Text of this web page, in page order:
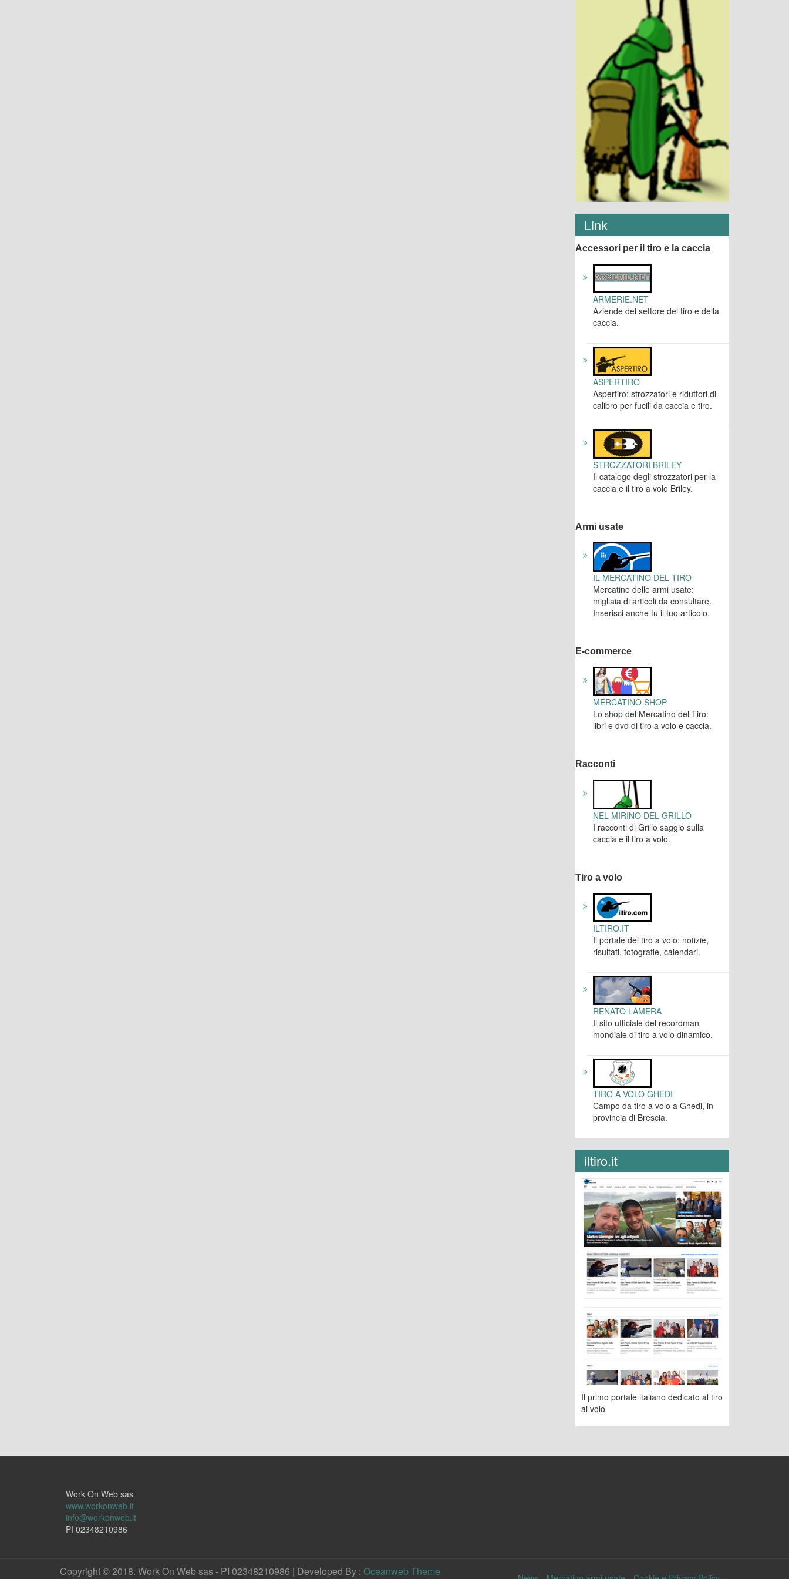
Link
Accessori per il tiro e la caccia
ARMERIE.NET
Aziende del settore del tiro e della
caccia.
ASPERTIRO
Aspertiro: strozzatori e riduttori di
calibro per fucili da caccia e tiro.
STROZZATORI BRILEY
Il catalogo degli strozzatori per la
caccia e il tiro a volo Briley.
Armi usate
IL MERCATINO DEL TIRO
Mercatino delle armi usate:
migliaia di articoli da consultare.
Inserisci anche tu il tuo articolo.
E-commerce
MERCATINO SHOP
Lo shop del Mercatino del Tiro:
libri e dvd di tiro a volo e caccia.
Racconti
NEL MIRINO DEL GRILLO
I racconti di Grillo saggio sulla
caccia e il tiro a volo.
Tiro a volo
ILTIRO.IT
Il portale del tiro a volo: notizie,
risultati, fotografie, calendari.
RENATO LAMERA
Il sito ufficiale del recordman
mondiale di tiro a volo dinamico.
TIRO A VOLO GHEDI
Campo da tiro a volo a Ghedi, in
provincia di Brescia.
iltiro.it
Il primo portale italiano dedicato al tiro
al volo
Work On Web sas
www.workonweb.it
info@workonweb.it
PI 02348210986
Copyright © 2018. Work On Web sas - PI 02348210986 | Developed By : Oceanweb Theme